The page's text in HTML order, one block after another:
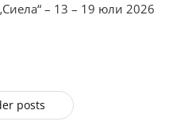
– 13 – 19 юли 2026
posts